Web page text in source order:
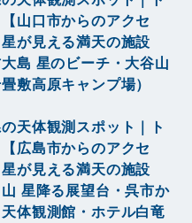
山口市からのアクセ
が見える満天の施設
大島 星のビーチ・大谷山
敷高原キャンプ場）
天体観測スポット｜ト
広島市からのアクセ
が見える満天の施設
山 星降る展望台・呉市か
天体観測館・ホテル白竜